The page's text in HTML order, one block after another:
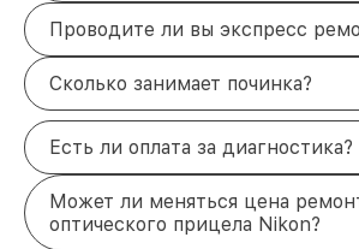
Проводите ли вы экспресс
Сколько занимает починка?
Есть ли оплата за диагностика?
Может ли меняться цена
оптического прицела Nikon?